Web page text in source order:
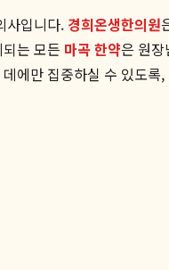
사입니다. 경희온생한의원
는 모든 마곡 한약은 원
에만 집중하실 수 있도